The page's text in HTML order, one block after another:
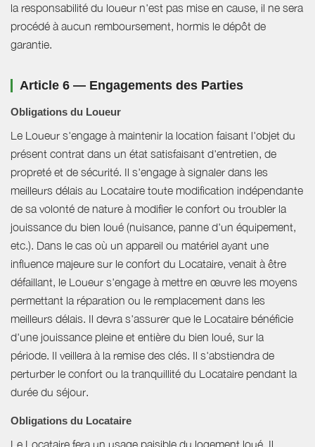
la responsabilité du loueur n'est pas mise en cause, il ne sera
procédé à aucun remboursement, hormis le dépôt de
garantie.
Article 6 — Engagements des Parties
Obligations du Loueur
Le Loueur s'engage à maintenir la location faisant l'objet du
présent contrat dans un état satisfaisant d'entretien, de
propreté et de sécurité. Il s'engage à signaler dans les
meilleurs délais au Locataire toute modification indépendante
de sa volonté de nature à modifier le confort ou troubler la
jouissance du bien loué (nuisance, panne d'un équipement,
etc.). Dans le cas où un appareil ou matériel ayant une
influence majeure sur le confort du Locataire, venait à être
défaillant, le Loueur s'engage à mettre en œuvre les moyens
permettant la réparation ou le remplacement dans les
meilleurs délais. Il devra s'assurer que le Locataire bénéficie
d'une jouissance pleine et entière du bien loué, sur la
période. Il veillera à la remise des clés. Il s'abstiendra de
perturber le confort ou la tranquillité du Locataire pendant la
durée du séjour.
Obligations du Locataire
Le Locataire fera un usage paisible du logement loué. Il